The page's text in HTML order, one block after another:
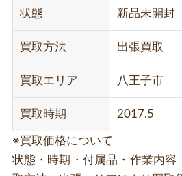
状態 新品未開封
買取方法 出張買取
買取エリア 八王子市
買取時期 2017.5
※買取価格について
状態・時期・付属品・作業内容